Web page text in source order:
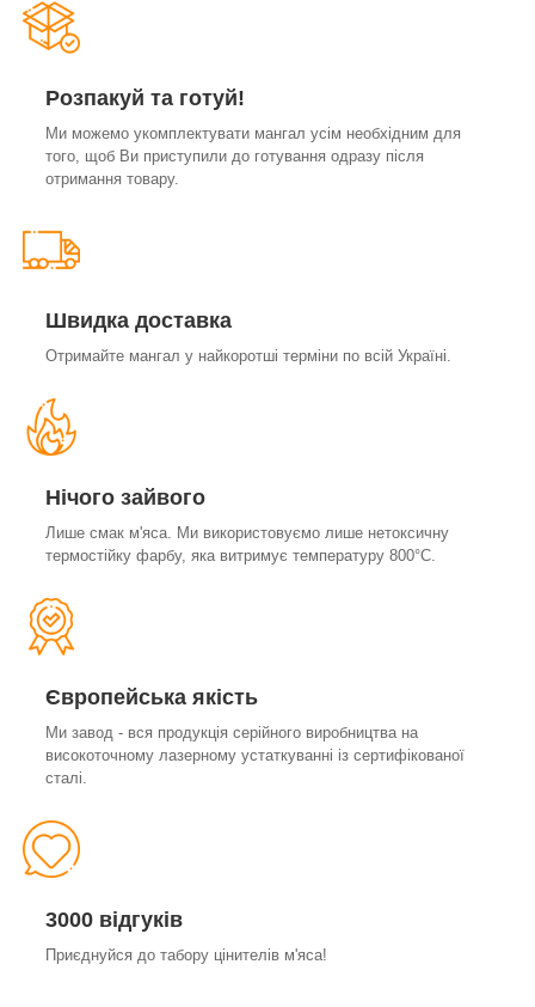
Розпакуй та готуй!
Ми можемо укомплектувати мангал усім необхідним для
того, щоб Ви приступили до готування одразу після
отримання товару.
Швидка доставка
Отримайте мангал у найкоротші терміни по всій Україні.
Нічого зайвого
Лише смак м'яса. Ми використовуємо лише нетоксичну
термостійку фарбу, яка витримує температуру 800°С.
Європейська якість
Ми завод - вся продукція серійного виробництва на
високоточному лазерному устаткуванні із сертифікованої
сталі.
3000 відгуків
Приєднуйся до табору цінителів м'яса!